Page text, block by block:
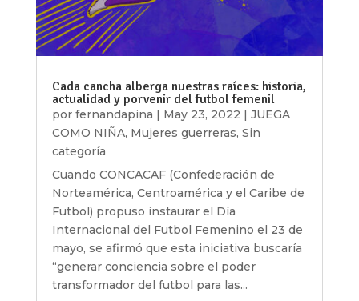
Cada cancha alberga nuestras raíces: historia,
actualidad y porvenir del futbol femenil
por fernandapina | May 23, 2022 | JUEGA
COMO NIÑA, Mujeres guerreras, Sin
categoría
Cuando CONCACAF (Confederación de
Norteamérica, Centroamérica y el Caribe de
Futbol) propuso instaurar el Día
Internacional del Futbol Femenino el 23 de
mayo, se afirmó que esta iniciativa buscaría
“generar conciencia sobre el poder
transformador del futbol para las...